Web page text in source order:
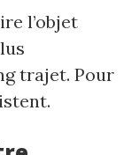
l’objet
trajet. Pour